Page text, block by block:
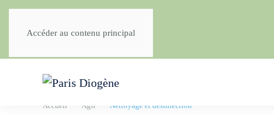
Accéder au contenu principal
Accueil Agir Nettoyage et désinfection